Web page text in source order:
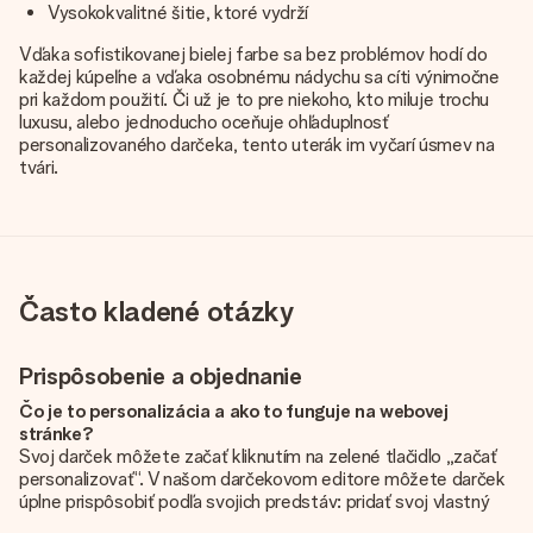
Vysokokvalitné šitie, ktoré vydrží
Vďaka sofistikovanej bielej farbe sa bez problémov hodí do
každej kúpeľne a vďaka osobnému nádychu sa cíti výnimočne
pri každom použití. Či už je to pre niekoho, kto miluje trochu
luxusu, alebo jednoducho oceňuje ohľaduplnosť
personalizovaného darčeka, tento uterák im vyčarí úsmev na
tvári.
Často kladené otázky
Prispôsobenie a objednanie
Čo je to personalizácia a ako to funguje na webovej
stránke?
Svoj darček môžete začať kliknutím na zelené tlačidlo „začať
personalizovať“. V našom darčekovom editore môžete darček
úplne prispôsobiť podľa svojich predstáv: pridať svoj vlastný